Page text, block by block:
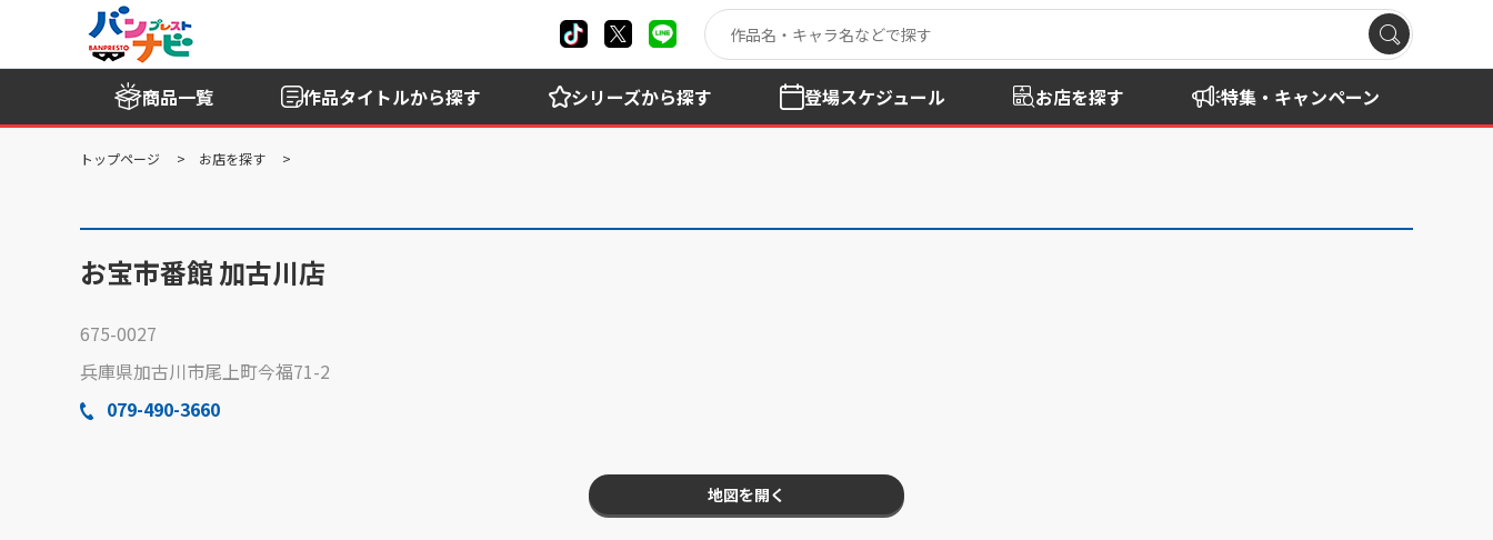
商品一覧 作品タイトルから探す シリーズから探す 登場スケジュール お店を探す 特集・キャンペーン
トップページ お店を探す
お宝市番館 加古川店
675-0027
兵庫県加古川市尾上町今福71-2
079-490-3660
地図を開く